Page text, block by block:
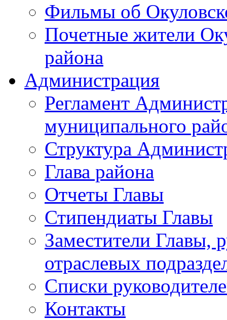
Фильмы об
Почетные жители
района
Администрация
Регламент
муниципального
Структура
Глава района
Отчеты Главы
Стипендиаты Главы
Заместители Главы,
отраслевых
Списки
Контакты